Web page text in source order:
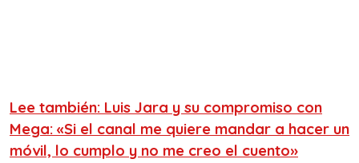
Lee también: Luis Jara y su compromiso con
Mega: «Si el canal me quiere mandar a hacer un
móvil, lo cumplo y no me creo el cuento»